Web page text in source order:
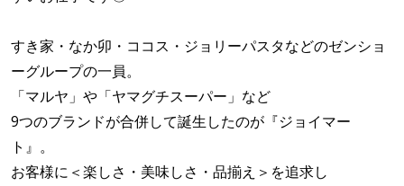
すき家・なか卯・ココス・ジョリーパスタなどのゼンショ
ーグループの一員。
「マルヤ」や「ヤマグチスーパー」など
9つのブランドが合併して誕生したのが『ジョイマー
ト』。
お客様に＜楽しさ・美味しさ・品揃え＞を追求し